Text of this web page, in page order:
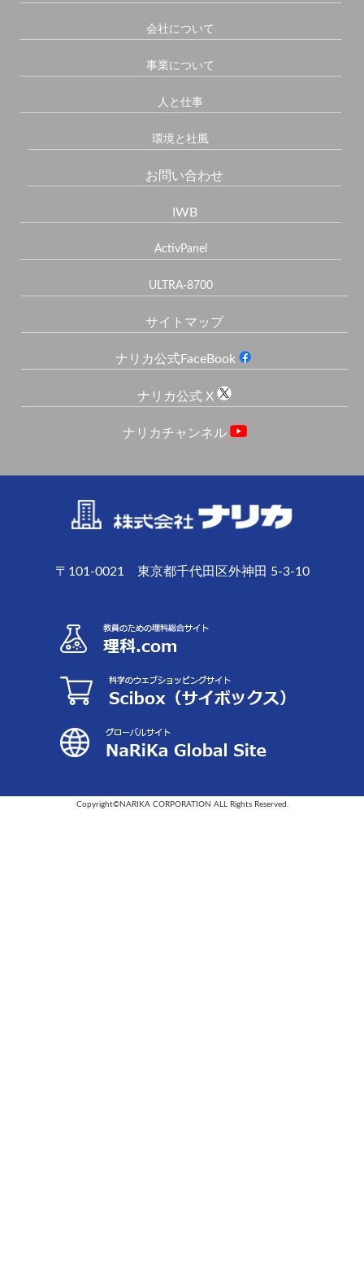
会社について
事業について
人と仕事
環境と社風
お問い合わせ
IWB
ActivPanel
ULTRA-8700
サイトマップ
ナリカ公式FaceBook
ナリカ公式 X
ナリカチャンネル
〒101-0021 東京都千代田区外神田 5-3-10
Copyright©NARIKA CORPORATION ALL Rights Reserved.